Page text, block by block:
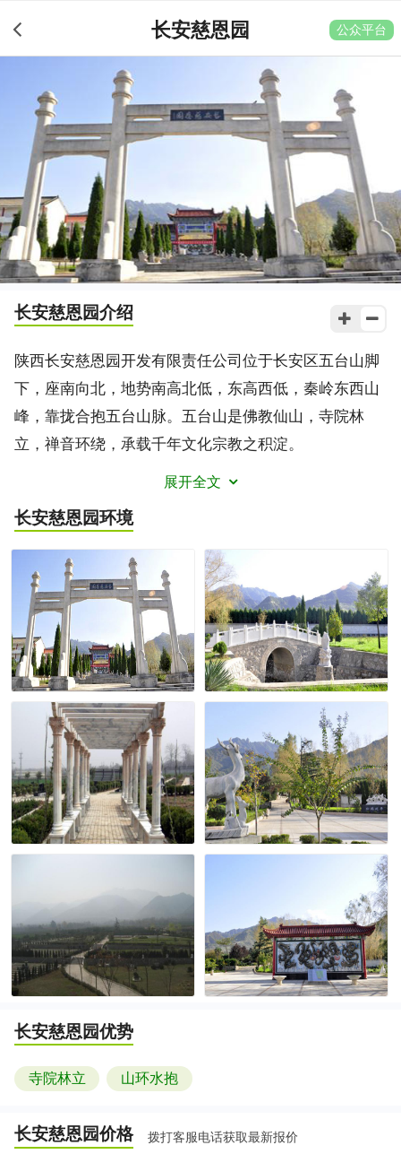
长安慈恩园 公众平台
长安慈恩园介绍
陕西长安慈恩园开发有限责任公司位于长安区五台山脚
下，座南向北，地势南高北低，东高西低，秦岭东西山
峰，靠拢合抱五台山脉。五台山是佛教仙山，寺院林
立，禅音环绕，承载千年文化宗教之积淀。
展开全文
长安慈恩园环境
长安慈恩园优势
寺院林立 山环水抱
长安慈恩园价格 拨打客服电话获取最新报价